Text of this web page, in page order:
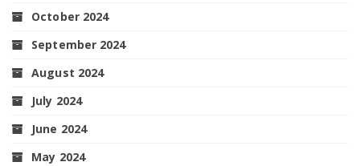
October 2024
September 2024
August 2024
July 2024
June 2024
May 2024